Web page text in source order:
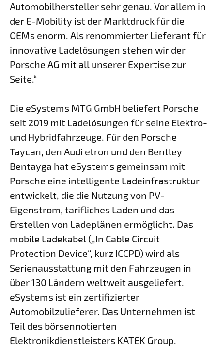
Automobilhersteller sehr genau. Vor allem in
der E-Mobility ist der Marktdruck für die
OEMs enorm. Als renommierter Lieferant für
innovative Ladelösungen stehen wir der
Porsche AG mit all unserer Expertise zur
Seite.“
Die eSystems MTG GmbH beliefert Porsche
seit 2019 mit Ladelösungen für seine Elektro-
und Hybridfahrzeuge. Für den Porsche
Taycan, den Audi etron und den Bentley
Bentayga hat eSystems gemeinsam mit
Porsche eine intelligente Ladeinfrastruktur
entwickelt, die die Nutzung von PV-
Eigenstrom, tarifliches Laden und das
Erstellen von Ladeplänen ermöglicht. Das
mobile Ladekabel („In Cable Circuit
Protection Device“, kurz ICCPD) wird als
Serienausstattung mit den Fahrzeugen in
über 130 Ländern weltweit ausgeliefert.
eSystems ist ein zertifizierter
Automobilzulieferer. Das Unternehmen ist
Teil des börsennotierten
Elektronikdienstleisters KATEK Group.